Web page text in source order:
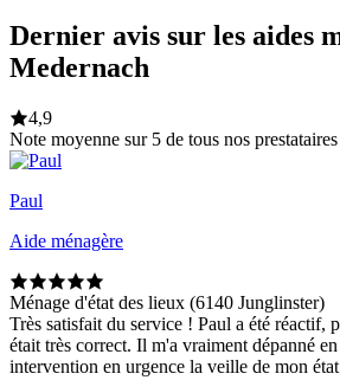
Dernier avis sur les aides
Medernach
4,9
Note moyenne sur 5 de tous nos prestataires
Paul
Aide ménagère
Ménage d'état des lieux (6140 Junglinster)
Très satisfait du service ! Paul a été réactif,
était très correct. Il m'a vraiment dépanné
intervention en urgence la veille de mon